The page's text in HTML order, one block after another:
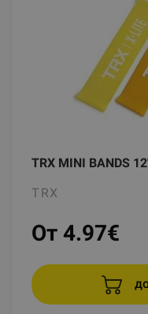
TRX MINI BANDS
TRX
От 4.97€